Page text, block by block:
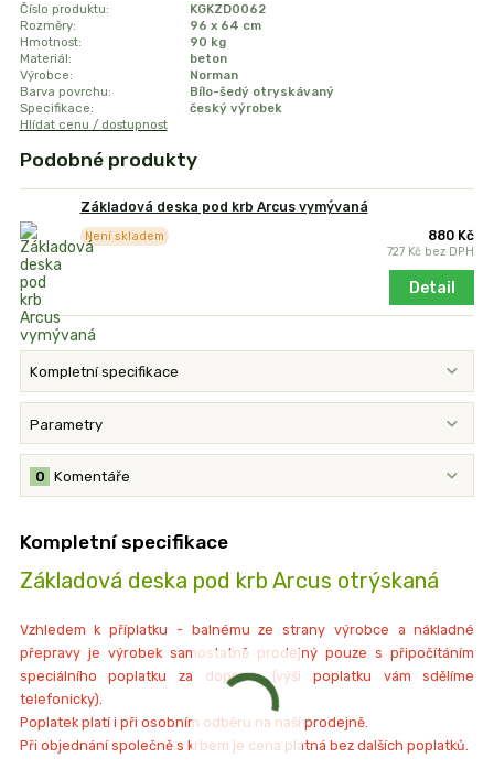
Číslo produktu:
KGKZD0062
Rozměry:
96 x 64 cm
Hmotnost:
90 kg
Materiál:
beton
Výrobce:
Norman
Barva povrchu:
Bílo-šedý otryskávaný
Specifikace:
český výrobek
Hlídat cenu / dostupnost
Podobné produkty
Základová deska pod krb Arcus vymývaná
880 Kč
727 Kč bez DPH
Není skladem
Detail
Kompletní specifikace
Parametry
Komentáře
0
Kompletní specifikace
Základová deska pod krb Arcus otrýskaná
Vzhledem k příplatku - balnému ze strany výrobce a nákladné
přepravy je výrobek samostatně prodejný pouze s připočítáním
speciálního poplatku za dopravu (výši poplatku vám sdělíme
telefonicky).
Poplatek platí i při osobním odběru na naší prodejně.
Při objednání společně s krbem je cena platná bez dalších poplatků.